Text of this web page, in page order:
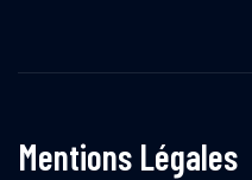
Mentions Légales